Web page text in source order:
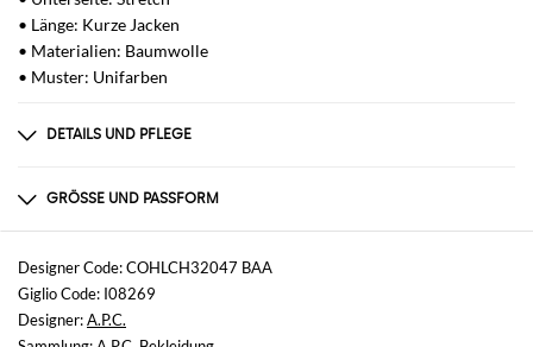
• Länge: Kurze Jacken
• Materialien: Baumwolle
• Muster: Unifarben
DETAILS UND PFLEGE
100% CO
GRÖSSE UND PASSFORM
Größen
nicht verfügbar
Größe und Passform
Normale Passform
Designer Code: COHLCH32047 BAA
Giglio Code: I08269
Designer:A.P.C.